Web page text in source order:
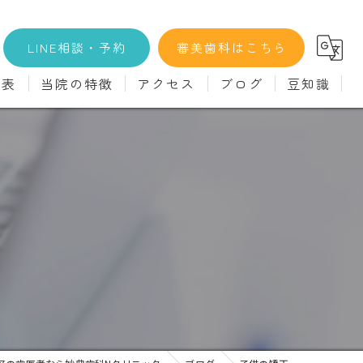
LINE相談・予約 審美歯科はこちら
当院の特徴 アクセス ブログ 豆知識